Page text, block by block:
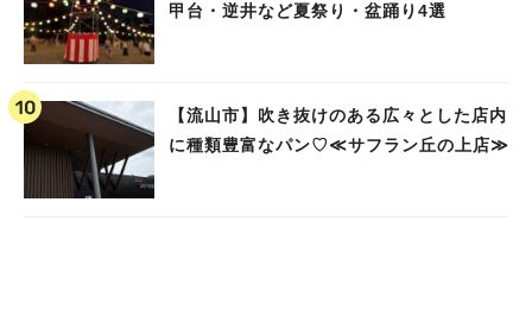
甲台・逆井など夏祭り・盆踊り4選
【流山市】吹き抜けのある広々とした店内
に種類豊富なパン♡≪サフラン丘の上店≫